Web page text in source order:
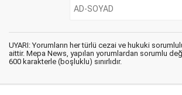
UYARI: Yorumların her türlü cezai ve hukuki
aittir. Mepa News, yapılan yorumlardan sorumlu
600 karakterle (boşluklu) sınırlıdır.